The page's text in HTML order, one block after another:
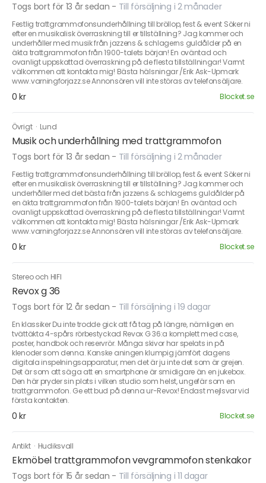
Togs bort för 13 år sedan - Till försäljning i 2 månader
Festlig trattgrammofonsunderhållning till bröllop, fest & event Söker ni
efter en musikalisk överraskning till er tillställning? Jag kommer och
underhåller med musik från jazzens & schlagerns guldålder på en
äkta trattgrammofon från 1900-talets början! En oväntad och
ovanligt uppskattad överraskning på de flesta tillställningar! Varmt
välkommen att kontakta mig! Bästa hälsningar /Erik Ask-Upmark
www.varningforjazz.se Annonsören vill inte störas av telefonsäljare.
0 kr Blocket.se
Övrigt · Lund
Musik och underhållning med trattgrammofon
Togs bort för 13 år sedan - Till försäljning i 2 månader
Festlig trattgrammofonsunderhållning till bröllop, fest & event Söker ni
efter en musikalisk överraskning till er tillställning? Jag kommer och
underhåller med det bästa från jazzens & schlagerns guldålder på
en äkta trattgrammofon från 1900-talets början! En oväntad och
ovanligt uppskattad överraskning på de flesta tillställningar! Varmt
välkommen att kontakta mig! Bästa hälsningar /Erik Ask-Upmark
www.varningforjazz.se Annonsören vill inte störas av telefonsäljare.
0 kr Blocket.se
Stereo och HIFI
Revox g 36
Togs bort för 12 år sedan - Till försäljning i 19 dagar
En klassiker Du inte trodde gick att få tag på längre, nämligen en
tvättäkta 4-spårs rörbestyckad Revox G 36:a komplett med case,
poster, handbok och reservrör. Många skivor har spelats in på
klenoder som denna. Kanske aningen klumpig jämfört dagens
digitala inspelningsapparatur, men det är ju inte det som är grejen.
Det är som att säga att en smartphone är smidigare än en jukebox.
Den här pryder sin plats i vilken studio som helst, ungefär som en
trattgrammofon. Ge ett bud på denna ur-Revox! Endast mejlsvar vid
första kontakten.
0 kr Blocket.se
Antikt · Hudiksvall
Ekmöbel trattgrammofon vevgrammofon stenkakor
Togs bort för 15 år sedan - Till försäljning i 11 dagar